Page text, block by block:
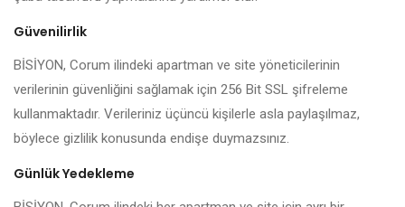
Güvenilirlik
BİSİYON, Corum ilindeki apartman ve site yöneticilerinin
verilerinin güvenliğini sağlamak için 256 Bit SSL şifreleme
kullanmaktadır. Verileriniz üçüncü kişilerle asla paylaşılmaz,
böylece gizlilik konusunda endişe duymazsınız.
Günlük Yedekleme